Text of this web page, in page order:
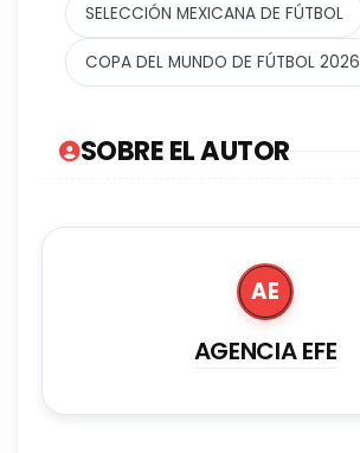
SELECCIÓN MEXICANA DE FÚTBOL
COPA DEL MUNDO DE FÚTBOL 2026
SOBRE EL AUTOR
AE
AGENCIA EFE